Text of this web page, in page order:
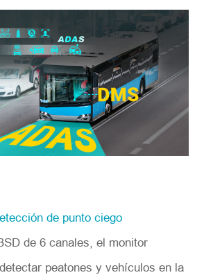
de punto ciego
de 6 canales, el monitor
peatones y vehículos en la